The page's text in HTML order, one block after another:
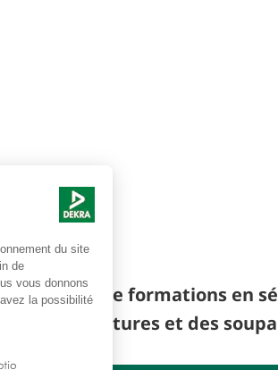
organisme de formations en
ruptures et des